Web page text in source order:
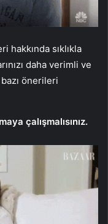
hakkında sıklıkla
daha verimli ve
önerileri
çalışmalısınız.